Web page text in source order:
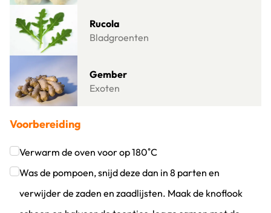
Rucola
Bladgroenten
Lees meer over Rucola
Gember
Exoten
Lees meer over Gember
Voorbereiding
Verwarm de oven voor op 180˚C
Klik om dit selectievakje aan te vinken
Was de pompoen, snijd deze dan in 8 parten en
verwijder de zaden en zaadlijsten. Maak de knoflook